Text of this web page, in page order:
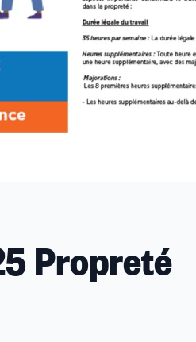
Propreté